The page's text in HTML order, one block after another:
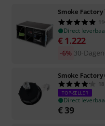
Smoke Factory
Direct
€ 1.222
30-
-6%
Smoke Factory
18
TOP-SELLER
Direct
€ 39